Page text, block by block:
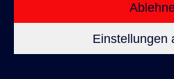
Einstellungen